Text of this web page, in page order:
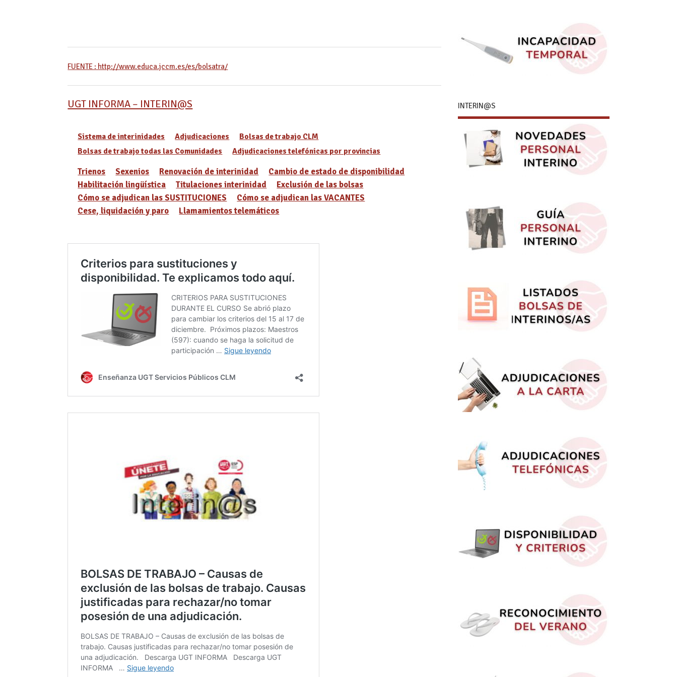
FUENTE : http://www.educa.jccm.es/es/bolsatra/
UGT INFORMA – INTERIN@S
Sistema de interinidades Adjudicaciones
Bolsas de trabajo CLM
Bolsas de trabajo todas las Comunidades
Adjudicaciones telefónicas por provincias
Trienos Sexenios Renovación de interinidad
Cambio de estado de disponibilidad
Habilitación lingüística
Titulaciones interinidad
Exclusión de las bolsas
Cómo se adjudican las SUSTITUCIONES
Cómo se adjudican las VACANTES
Cese, liquidación y paro
Llamamientos telemáticos
INTERIN@S